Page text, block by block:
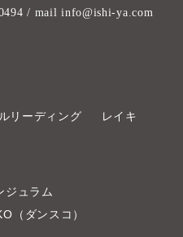
/ mail info@ishi-ya.com
リーディング
レイキ
ジュラム
（ダンスコ）